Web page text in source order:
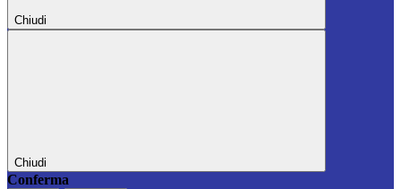
Chiudi
Chiudi
Conferma